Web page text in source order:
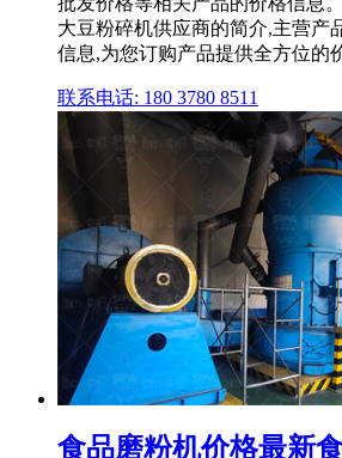
大豆粉碎机供应商的简介,主营产
信息,为您订购产品提供全方位的
联系电话: 180 3780 8511
食品磨粉机价格最新